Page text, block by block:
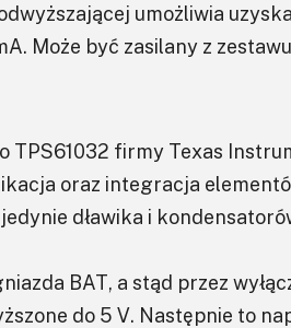
umożliwia
Może być zasilany z
firmy Texas
oraz integracja
dławika i
BAT, a stąd przez
do 5 V. Następnie to